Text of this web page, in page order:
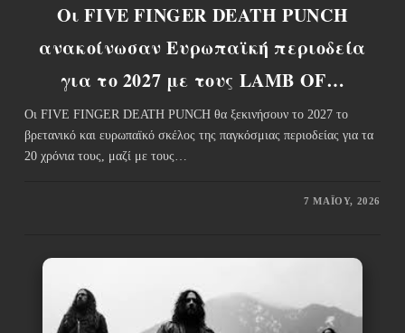
Οι FIVE FINGER DEATH PUNCH
ανακοίνωσαν Ευρωπαϊκή περιοδεία
για το 2027 με τους LAMB OF…
Οι FIVE FINGER DEATH PUNCH θα ξεκινήσουν το 2027 το
βρετανικό και ευρωπαϊκό σκέλος της παγκόσμιας περιοδείας για τα
20 χρόνια τους, μαζί με τους…
7 ΜΑΪ́ΟΥ, 2026